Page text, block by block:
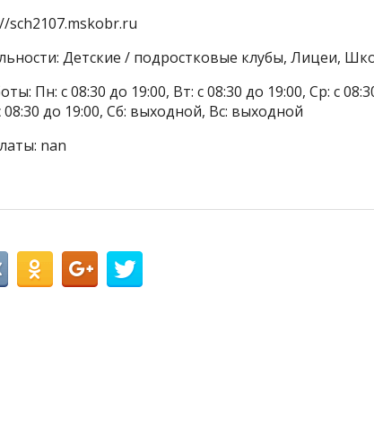
sch2107.mskobr.ru
Детские / подростковые клубы, Лицеи,
Пн: с 08:30 до 19:00, Вт: с 08:30 до 19:00, Ср: с
08:30 до 19:00, Сб: выходной, Вс: выходной
nan